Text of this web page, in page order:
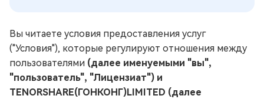
Вы читаете условия предоставления услуг
("Условия"), которые регулируют отношения между
пользователями (далее именуемыми "вы",
"пользователь", "Лицензиат") и
TENORSHARE(ГОНКОНГ)LIMITED (далее